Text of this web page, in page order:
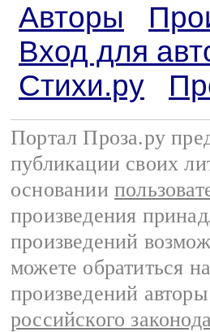
Авторы
Вход для
Стихи.ру
Портал Проза.ру
публикации своих
основании
произведения
произведений
можете обратиться
произведений
российского